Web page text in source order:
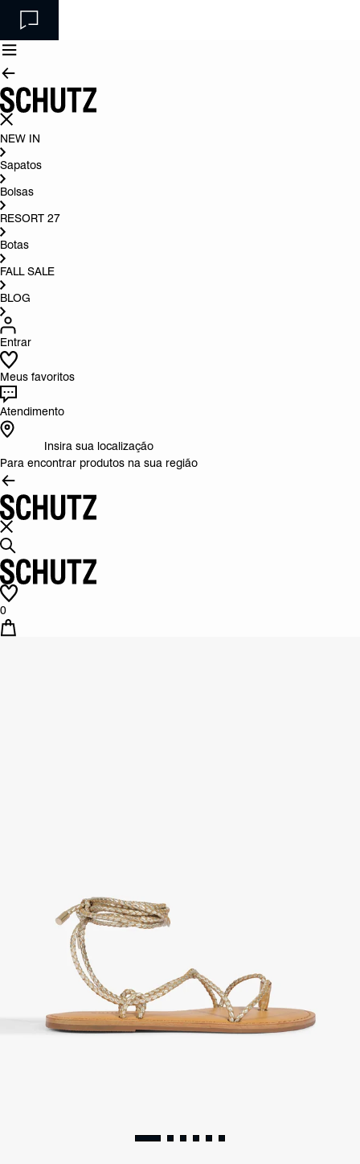
NEW IN
Sapatos
Bolsas
RESORT 27
Botas
FALL SALE
BLOG
Entrar
Meus favoritos
Atendimento
Insira sua localização
Para encontrar produtos na sua região
0